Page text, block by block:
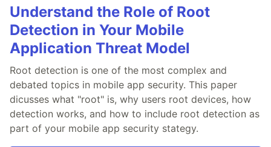
Understand the Role of Root
Detection in Your Mobile
Application Threat Model
Root detection is one of the most complex and
debated topics in mobile app security. This paper
dicusses what "root" is, why users root devices, how
detection works, and how to include root detection as
part of your mobile app security stategy.